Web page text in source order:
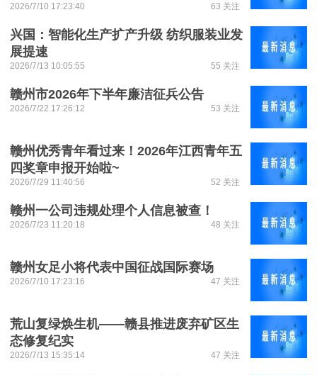
2026/7/10 17:23:40 63 关注
兴国：智能化生产扩产升级 纺织服装业发
展提速
2026/7/13 10:05:55 55 关注
赣州市2026年下半年廉洁征兵公告
2026/7/22 17:26:12 53 关注
赣州优秀青年看过来！2026年江西青年五
四奖章申报开始啦~
2026/7/29 11:40:56 52 关注
赣州一公司违规处理个人信息被查！
2026/7/23 11:20:18 48 关注
赣州女足小将代表中国征战国际赛场
2026/7/10 17:23:16 47 关注
荒山复绿焕生机——赣县推进废弃矿区生
态修复纪实
2026/7/13 15:35:14 47 关注